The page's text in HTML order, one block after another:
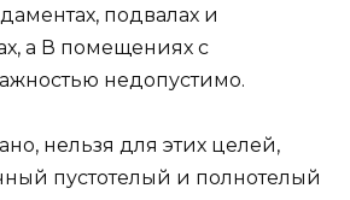
подвалах и
а В помещениях с
недопустимо.
нельзя для этих целей,
пустотелый и полнотелый